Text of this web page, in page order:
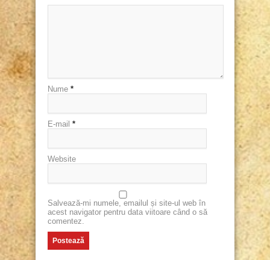
Nume *
E-mail *
Website
Salvează-mi numele, emailul și site-ul web în
acest navigator pentru data viitoare când o să
comentez.